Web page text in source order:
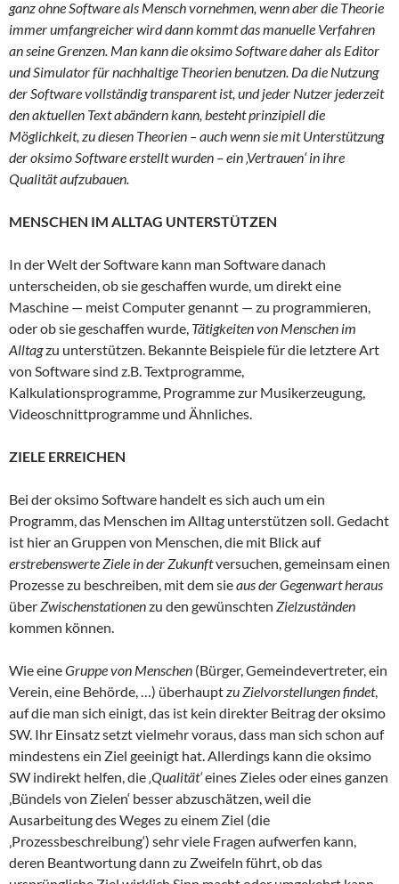
ganz ohne Software als Mensch vornehmen, wenn aber die Theorie
immer umfangreicher wird dann kommt das manuelle Verfahren
an seine Grenzen. Man kann die oksimo Software daher als Editor
und Simulator für nachhaltige Theorien benutzen. Da die Nutzung
der Software vollständig transparent ist, und jeder Nutzer jederzeit
den aktuellen Text abändern kann, besteht prinzipiell die
Möglichkeit, zu diesen Theorien – auch wenn sie mit Unterstützung
der oksimo Software erstellt wurden – ein ‚Vertrauen‘ in ihre
Qualität aufzubauen.
MENSCHEN IM ALLTAG UNTERSTÜTZEN
In der Welt der Software kann man Software danach
unterscheiden, ob sie geschaffen wurde, um direkt eine
Maschine — meist Computer genannt — zu programmieren,
oder ob sie geschaffen wurde, Tätigkeiten von Menschen im
Alltagzu unterstützen. Bekannte Beispiele für die letztere Art
von Software sind z.B. Textprogramme,
Kalkulationsprogramme, Programme zur Musikerzeugung,
Videoschnittprogramme und Ähnliches.
ZIELE ERREICHEN
Bei der oksimo Software handelt es sich auch um ein
Programm, das Menschen im Alltag unterstützen soll. Gedacht
ist hier an Gruppen von Menschen, die mit Blick auf
erstrebenswerte Ziele in der Zukunftversuchen, gemeinsam einen
Prozesse zu beschreiben, mit dem sieaus der Gegenwart heraus
überZwischenstationenzu den gewünschten Zielzuständen
kommen können.
Wie eineGruppe von Menschen (Bürger, Gemeindevertreter, ein
Verein, eine Behörde, …) überhauptzu Zielvorstellungen findet,
auf die man sich einigt, das ist kein direkter Beitrag der oksimo
SW. Ihr Einsatz setzt vielmehr voraus, dass man sich schon auf
mindestens ein Ziel geeinigt hat. Allerdings kann die oksimo
SW indirekt helfen, die‚Qualität‘eines Zieles oder eines ganzen
‚Bündels von Zielen‘ besser abzuschätzen, weil die
Ausarbeitung des Weges zu einem Ziel (die
‚Prozessbeschreibung‘) sehr viele Fragen aufwerfen kann,
deren Beantwortung dann zu Zweifeln führt, ob das